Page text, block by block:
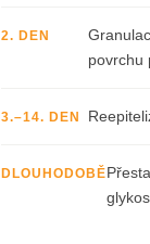
2. DEN
povrchu
3.–14. DEN
DLOUHODOBĚ